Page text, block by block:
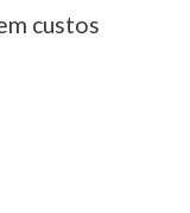
custos